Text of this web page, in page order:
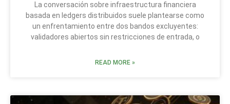
La conversación sobre infraestructura financiera
basada en ledgers distribuidos suele plantearse como
un enfrentamiento entre dos bandos excluyentes:
validadores abiertos sin restricciones de entrada, o
READ MORE »